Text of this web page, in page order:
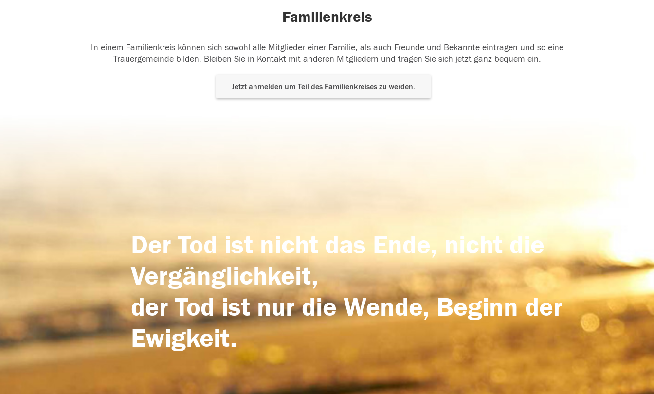
Familienkreis
In einem Familienkreis können sich sowohl alle Mitglieder einer Familie, als auch Freunde und Bekannte eintragen und so eine
Trauergemeinde bilden. Bleiben Sie in Kontakt mit anderen Mitgliedern und tragen Sie sich jetzt ganz bequem ein.
Jetzt anmelden um Teil des Familienkreises zu werden.
Der Tod ist nicht das Ende, nicht die
Vergänglichkeit,
der Tod ist nur die Wende, Beginn der
Ewigkeit.